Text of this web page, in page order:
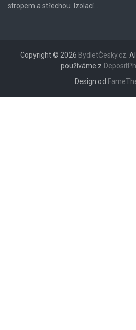
stropem a střechou. Izolací...
Copyright © 2026 BydletČesky.cz.
používáme z
Design od